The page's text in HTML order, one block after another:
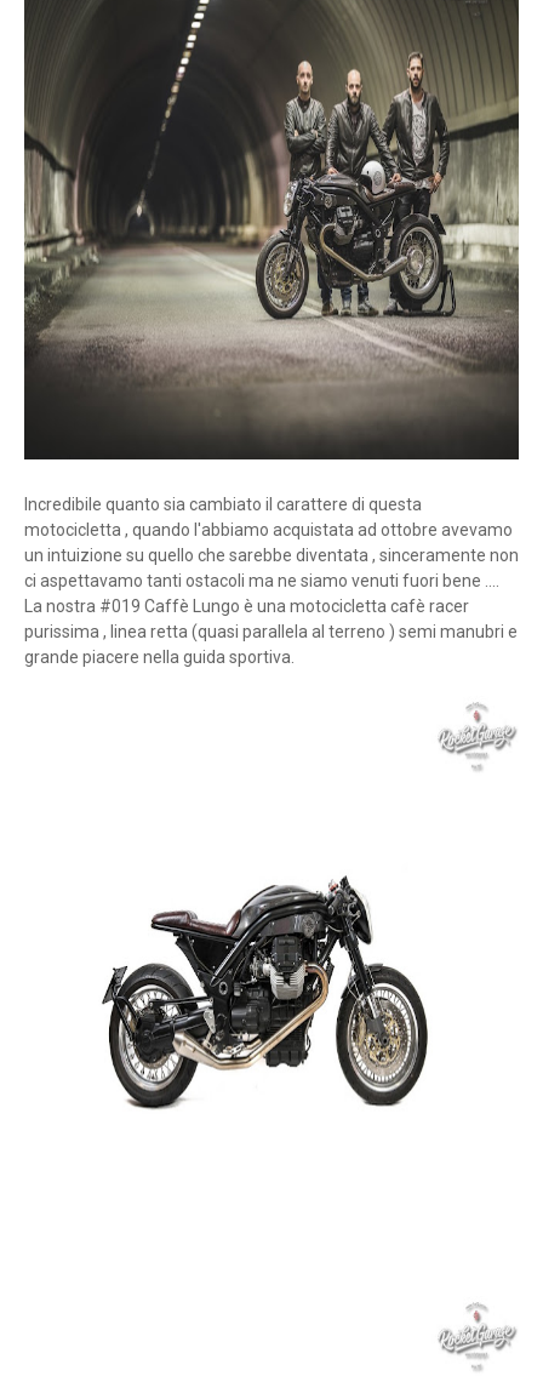
Incredibile quanto sia cambiato il carattere di questa
motocicletta , quando l'abbiamo acquistata ad ottobre avevamo
un intuizione su quello che sarebbe diventata , sinceramente non
ci aspettavamo tanti ostacoli ma ne siamo venuti fuori bene ....
La nostra #019 Caffè Lungo è una motocicletta cafè racer
purissima , linea retta (quasi parallela al terreno ) semi manubri e
grande piacere nella guida sportiva.